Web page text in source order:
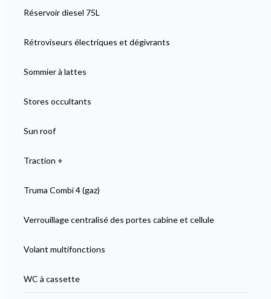
Réservoir diesel 75L
Rétroviseurs électriques et dégivrants
Sommier à lattes
Stores occultants
Sun roof
Traction +
Truma Combi 4 (gaz)
Verrouillage centralisé des portes cabine et cellule
Volant multifonctions
WC à cassette